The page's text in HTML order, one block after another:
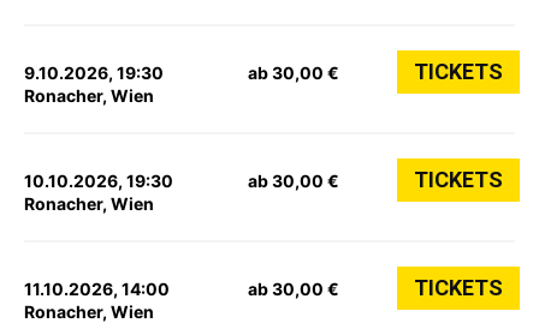
9.10.2026, 19:30
Ronacher, Wien
ab 30,00 € TICKETS
10.10.2026, 19:30
Ronacher, Wien
ab 30,00 € TICKETS
11.10.2026, 14:00
Ronacher, Wien
ab 30,00 € TICKETS